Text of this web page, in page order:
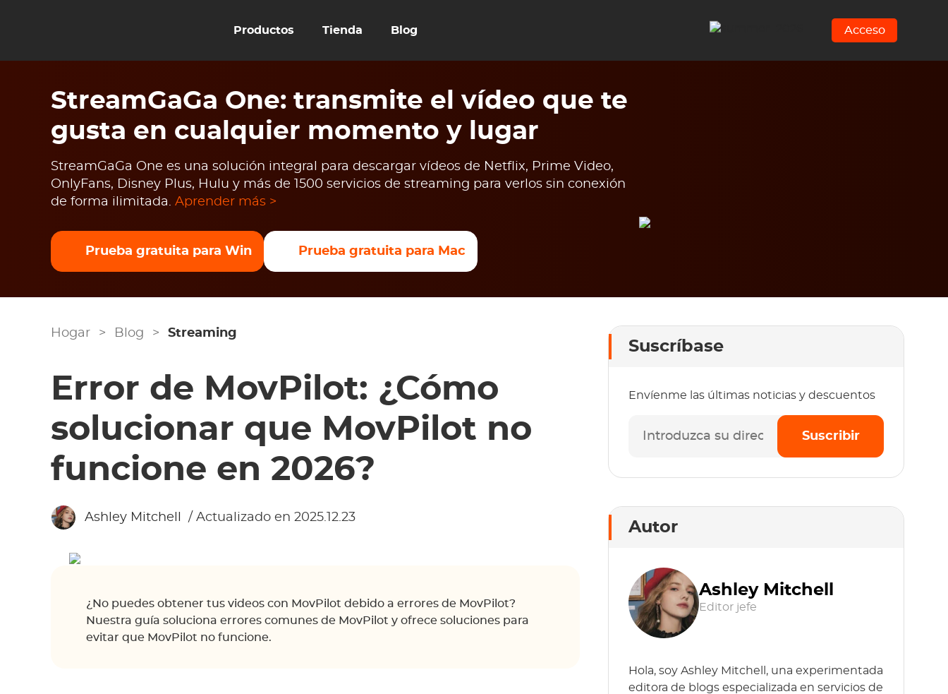
Productos Tienda Blog Acceso
StreamGaGa One: transmite el vídeo que te
gusta en cualquier momento y lugar
StreamGaGa One es una solución integral para descargar vídeos de Netflix, Prime Video,
OnlyFans, Disney Plus, Hulu y más de 1500 servicios de streaming para verlos sin conexión
de forma ilimitada. Aprender más >
Prueba gratuita para Win Prueba gratuita para Mac
Hogar > Blog > Streaming
Error de MovPilot: ¿Cómo
solucionar que MovPilot no
funcione en 2026?
Ashley Mitchell / Actualizado en 2025.12.23
¿No puedes obtener tus videos con MovPilot debido a errores de MovPilot?
Nuestra guía soluciona errores comunes de MovPilot y ofrece soluciones para
evitar que MovPilot no funcione.
Suscríbase
Envíenme las últimas noticias y descuentos
Suscribir
Autor
Ashley Mitchell
Editor jefe
Hola, soy Ashley Mitchell, una experimentada
editora de blogs especializada en servicios de